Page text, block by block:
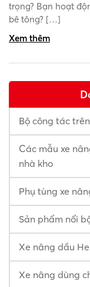
trọng? Bạn hoạt
bê tông? […]
Xem thêm
Bộ công tác
Các mẫu xe
nhà kho
Phụ tùng xe
Sản phẩm nổi
Xe nâng dầu
Xe nâng dùng